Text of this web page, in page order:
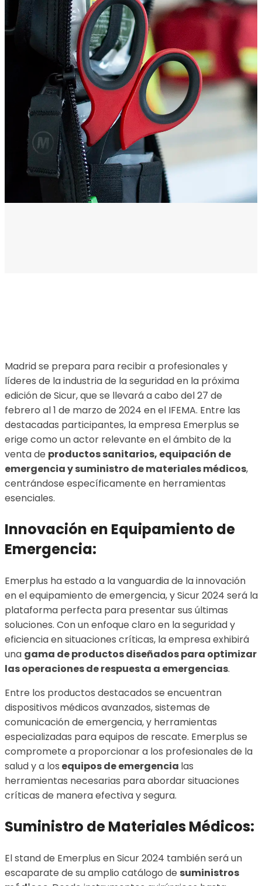
Madrid se prepara para recibir a profesionales y
líderes de la industria de la seguridad en la próxima
edición de Sicur, que se llevará a cabo del 27 de
febrero al 1 de marzo de 2024 en el IFEMA. Entre las
destacadas participantes, la empresa Emerplus se
erige como un actor relevante en el ámbito de la
venta de productos sanitarios, equipación de
emergencia y suministro de materiales médicos,
centrándose específicamente en herramientas
esenciales.
Innovación en Equipamiento de
Emergencia:
Emerplus ha estado a la vanguardia de la innovación
en el equipamiento de emergencia, y Sicur 2024 será la
plataforma perfecta para presentar sus últimas
soluciones. Con un enfoque claro en la seguridad y
eficiencia en situaciones críticas, la empresa exhibirá
una gama de productos diseñados para optimizar
las operaciones de respuesta a emergencias.
Entre los productos destacados se encuentran
dispositivos médicos avanzados, sistemas de
comunicación de emergencia, y herramientas
especializadas para equipos de rescate. Emerplus se
compromete a proporcionar a los profesionales de la
salud y a los equipos de emergencia las
herramientas necesarias para abordar situaciones
críticas de manera efectiva y segura.
Suministro de Materiales Médicos:
El stand de Emerplus en Sicur 2024 también será un
escaparate de su amplio catálogo de suministros